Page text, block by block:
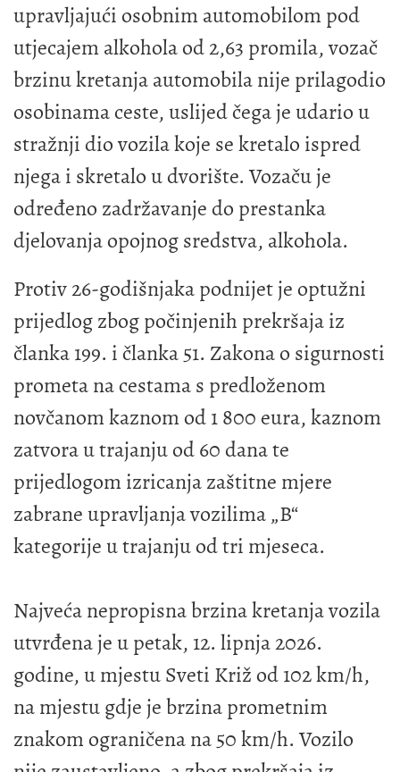
upravljajući osobnim automobilom pod
utjecajem alkohola od 2,63 promila, vozač
brzinu kretanja automobila nije prilagodio
osobinama ceste, uslijed čega je udario u
stražnji dio vozila koje se kretalo ispred
njega i skretalo u dvorište. Vozaču je
određeno zadržavanje do prestanka
djelovanja opojnog sredstva, alkohola.
Protiv 26-godišnjaka podnijet je optužni
prijedlog zbog počinjenih prekršaja iz
članka 199. i članka 51. Zakona o sigurnosti
prometa na cestama s predloženom
novčanom kaznom od 1 800 eura, kaznom
zatvora u trajanju od 60 dana te
prijedlogom izricanja zaštitne mjere
zabrane upravljanja vozilima „B“
kategorije u trajanju od tri mjeseca.
Najveća nepropisna brzina kretanja vozila
utvrđena je u petak, 12. lipnja 2026.
godine, u mjestu Sveti Križ od 102 km/h,
na mjestu gdje je brzina prometnim
znakom ograničena na 50 km/h. Vozilo